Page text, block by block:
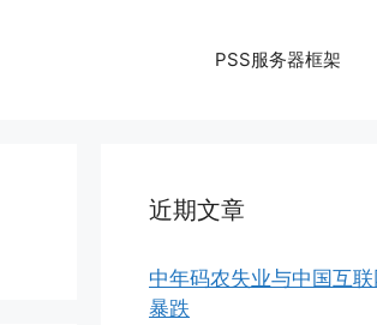
PSS服务器框架
近期文章
中年码农失业与中国互
暴跌